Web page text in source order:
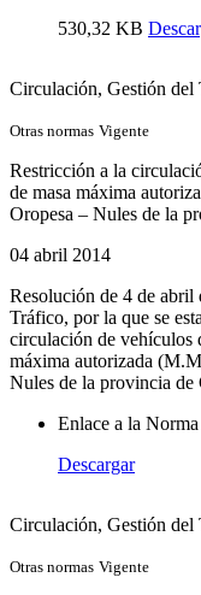
530,32 KB
Circulación, Gestión
Otras normas Vigente
Restricción a la
de masa máxima
Oropesa – Nules de la
04 abril 2014
Resolución de 4 de
Tráfico, por la que se
circulación de vehículos
máxima autorizada
Nules de la provincia de
Enlace a la Norma
Descargar
Circulación, Gestión
Otras normas Vigente